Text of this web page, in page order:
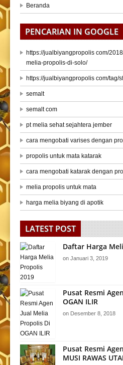
Beranda
PENCARIAN IN GOOGLE
https://jualbiyangpropolis com/
melia-propolis-di-solo/
https://jualbiyangpropolis com/tag/
semalt
semalt com
pt melia sehat sejahtera jember
cara mengobati varises dengan
propolis untuk mata katarak
cara mengobati katarak dengan
melia propolis untuk mata
harga melia biyang di apotik
LATEST POST
Daftar Harga
on Januari 3, 2019
Pusat Resmi
OGAN ILIR
on Desember 8, 2018
Pusat Resmi
MUSI RAWAS